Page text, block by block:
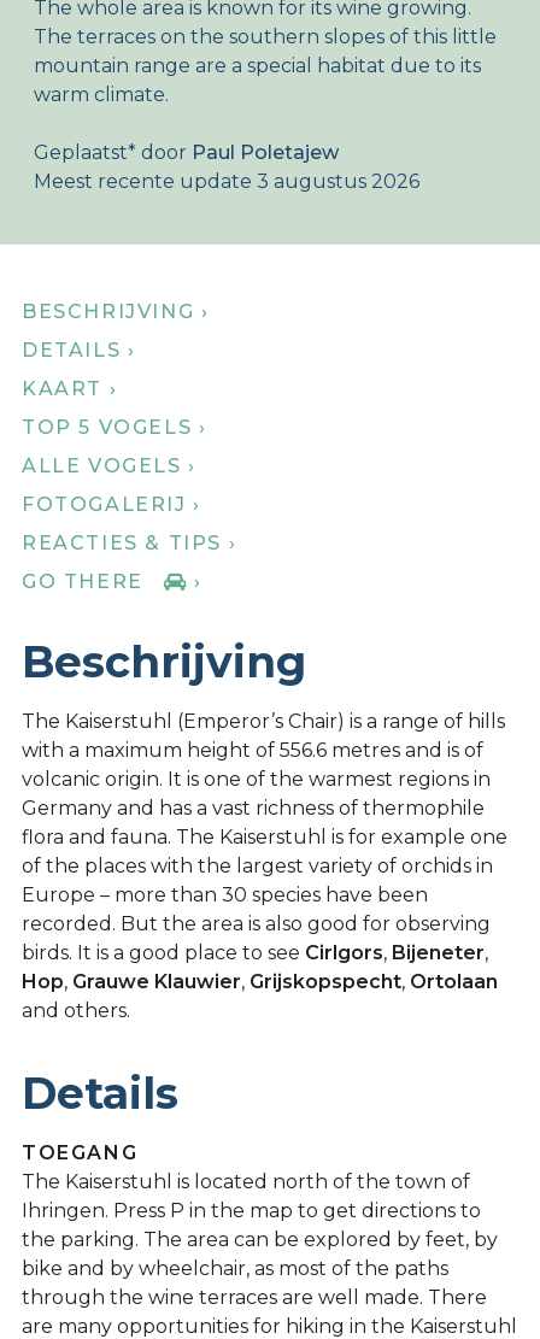
Over Birdingplaces
Webshop
The whole area is known for its wine growing.
The terraces on the southern slopes of this little
mountain range are a special habitat due to its
warm climate.
Geplaatst* door Paul Poletajew
Meest recente update 3 augustus 2026
BESCHRIJVING ›
DETAILS ›
KAART ›
TOP 5 VOGELS ›
ALLE VOGELS ›
FOTOGALERIJ ›
REACTIES & TIPS ›
GO THERE
›
Beschrijving
The Kaiserstuhl (Emperor’s Chair) is a range of hills
with a maximum height of 556.6 metres and is of
volcanic origin. It is one of the warmest regions in
Germany and has a vast richness of thermophile
flora and fauna. The Kaiserstuhl is for example one
of the places with the largest variety of orchids in
Europe – more than 30 species have been
recorded. But the area is also good for observing
birds. It is a good place to see Cirlgors, Bijeneter,
Hop, Grauwe Klauwier, Grijskopspecht, Ortolaan
and others.
Details
TOEGANG
The Kaiserstuhl is located north of the town of
Ihringen. Press P in the map to get directions to
the parking. The area can be explored by feet, by
bike and by wheelchair, as most of the paths
through the wine terraces are well made. There
are many opportunities for hiking in the Kaiserstuhl